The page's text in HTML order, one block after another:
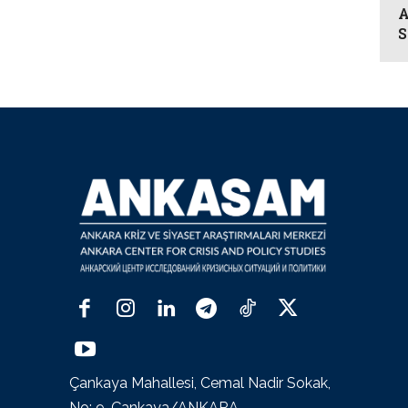
Çankaya Mahallesi, Cemal Nadir Sokak,